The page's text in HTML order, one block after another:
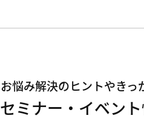
お悩み解決のヒントやきっ
セミナー・イベン